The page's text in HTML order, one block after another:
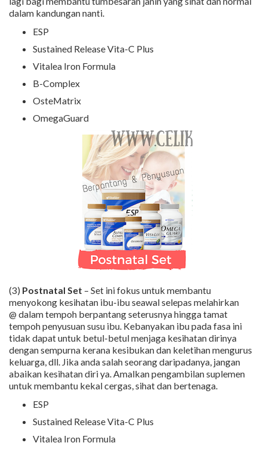
dalam kandungan nanti.
ESP
Sustained Release Vita-C Plus
Vitalea Iron Formula
B-Complex
OsteMatrix
OmegaGuard
(3) Postnatal Set – Set ini fokus untuk membantu
menyokong kesihatan ibu-ibu seawal selepas melahirkan
@ dalam tempoh berpantang seterusnya hingga tamat
tempoh penyusuan susu ibu. Kebanyakan ibu pada fasa ini
tidak dapat untuk betul-betul menjaga kesihatan dirinya
dengan sempurna kerana kesibukan dan keletihan mengurus
keluarga, dll. Jika anda salah seorang daripadanya, jangan
abaikan kesihatan diri ya. Amalkan pengambilan suplemen
untuk membantu kekal cergas, sihat dan bertenaga.
ESP
Sustained Release Vita-C Plus
Vitalea Iron Formula